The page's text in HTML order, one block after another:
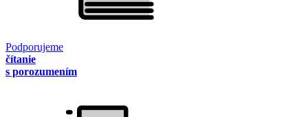
Podporujeme
čítanie
s porozumením